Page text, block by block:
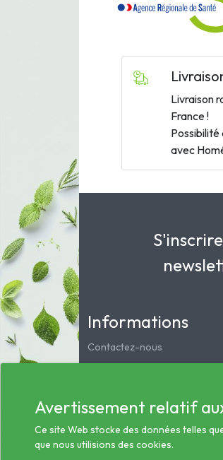
Livraison
France !
avec
Informations
Contactez-nous
Mentions légales
Service clients
Les préparations
Conditions générales des
Avertissement relatif
Ce site Web stocke des données telles
que nous utilisions des cookies.